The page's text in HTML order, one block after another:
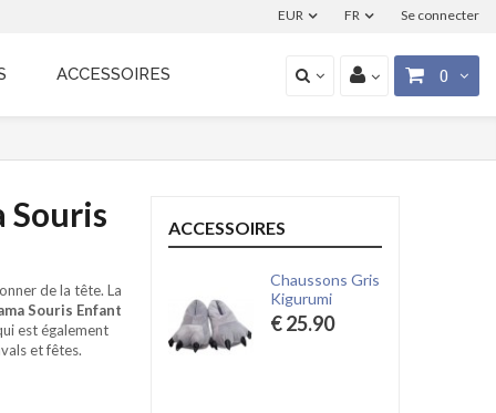
Se connecter
FR
EUR
0
ACCESSOIRES
Souris
de la tête. La
Souris Enfant
est également
et fêtes.
ACCESSOIRES
Chaussons Gris
Kigurumi
€ 25.90